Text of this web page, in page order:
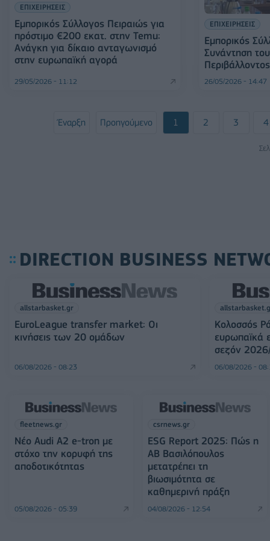
ΕΠΙΧΕΙΡΗΣΕΙΣ
Εμπορικός Σύλλογος Πειραιώς για
πρόστιμο €200 εκατ. στην Temu:
Ανάγκη για δίκαιο ανταγωνισμό
στην ευρωπαϊκή αγορά
29/05/2026 - 11:12
ΕΠΙΧΕΙΡΗΣΕΙΣ
Εμπορικός
Συνάντηση
26/05/2026 - 14:47
Έναρξη Προηγούμενο 1 2 3 4
DIRECTION BUSINESS
allstarbasket.gr
EuroLeague transfer market: Οι
κινήσεις των 20 ομάδων
06/08/2026 - 08:23
Κολοσσός
ευρωπαϊκά
σεζόν
06/08/2026 -
fleetnews.gr
Νέο Audi A2 e-tron με
στόχο την κορυφή της
αποδοτικότητας
05/08/2026 - 05:39
csrnews.gr
ESG Report 2025: Πώς η
ΑΒ Βασιλόπουλος
μετατρέπει τη
βιωσιμότητα σε
καθημερινή πράξη
04/08/2026 - 12:54